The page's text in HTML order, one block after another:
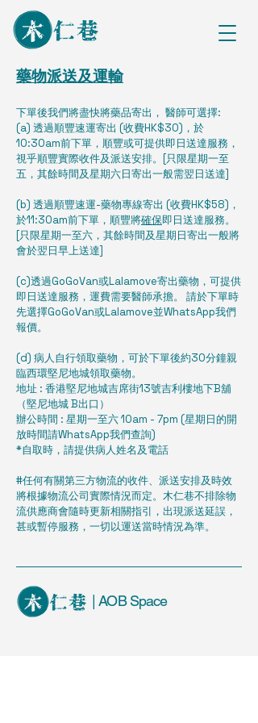
藥物派送及運輸
下單後我們將盡快將藥品寄出， 醫師可選擇:
(a) 透過順豐速運寄出 (收費HK$30)，於
10:30am前下單，順豐或可提供即日送達服務，
視乎順豐實際收件及派送安排。[只限星期一至
五，其餘時間及星期六日寄出一般需翌日送達]
(b) 透過順豐速運-藥物專線寄出 (收費HK$58)，
於11:30am前下單，順豐將確保即日送達服務。
[只限星期一至六，其餘時間及星期日寄出一般將
會於翌日早上送達]
(c)透過GoGoVan或Lalamove寄出藥物，可提供
即日送達服務，運費需要醫師承擔。 請於下單時
先選擇GoGoVan或Lalamove並WhatsApp我們
報價。
(d) 病人自行領取藥物，可於下單後約30分鐘親
臨西環堅尼地城領取藥物。
地址 : 香港堅尼地城吉席街13號吉利樓地下B舖
（堅尼地城 B出口）
辦公時間 : 星期一至六 10am - 7pm (星期日的開
放時間請WhatsApp我們查詢)
​*自取時，請提供病人姓名及電話
#任何有關第三方物流的收件、派送安排及時效
將根據物流公司實際情況而定。木仁巷不排除物
流供應商會隨時更新相關指引，出現派送延誤，
甚或暫停服務，一切以運送當時情況為準。
| AOB Space